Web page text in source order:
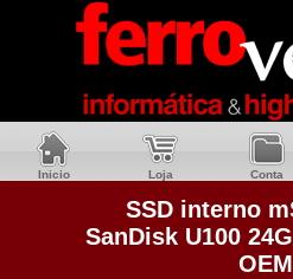
Inicio Loja Conta
SSD interno
SanDisk U100
OEM